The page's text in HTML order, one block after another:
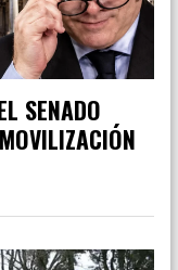
SENADO